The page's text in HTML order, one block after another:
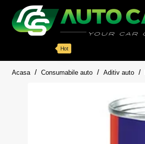
Hot
Acasa homeConsumabile auto Aditiv auto